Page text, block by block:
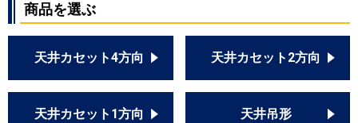
商品を選ぶ
天井カセット4方向 天井カセット2方向
天井カセット1方向 天井吊形